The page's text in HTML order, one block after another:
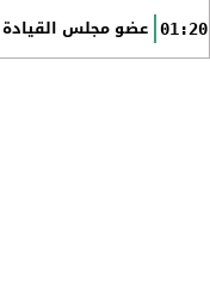
01:20 عضو مجلس القيادة